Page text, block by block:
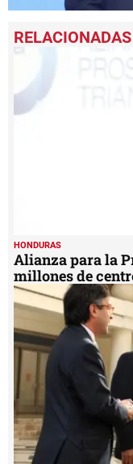
seconds
of
2
seconds
HONDURAS
Alianza para la
millones de